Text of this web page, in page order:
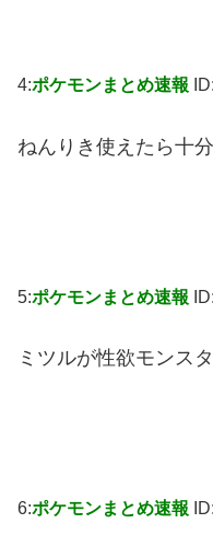
4:ポケモンまとめ速報
ねんりき使えたら十
5:ポケモンまとめ速報
ミツルが性欲モンス
6:ポケモンまとめ速報